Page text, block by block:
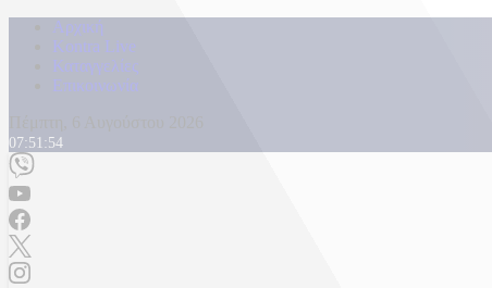
Αρχική
Kontra Live
Καταγγελίες
Επικοινωνία
07:51:57